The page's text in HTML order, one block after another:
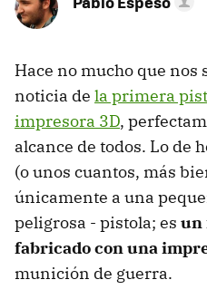
Hace no mucho que
noticia de la primera
impresora 3D,
alcance de todos. Lo de
(o unos cuantos, más
únicamente a una
peligrosa - pistola; es un
fabricado con una
munición de guerra.